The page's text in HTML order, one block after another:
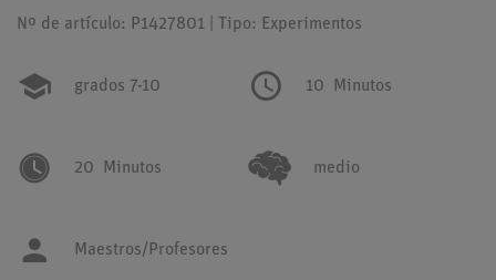
Nº de artículo: P1427801 | Tipo: Experimentos
grados 7-10 10 Minutos
20 Minutos medio
Maestros/Profesores